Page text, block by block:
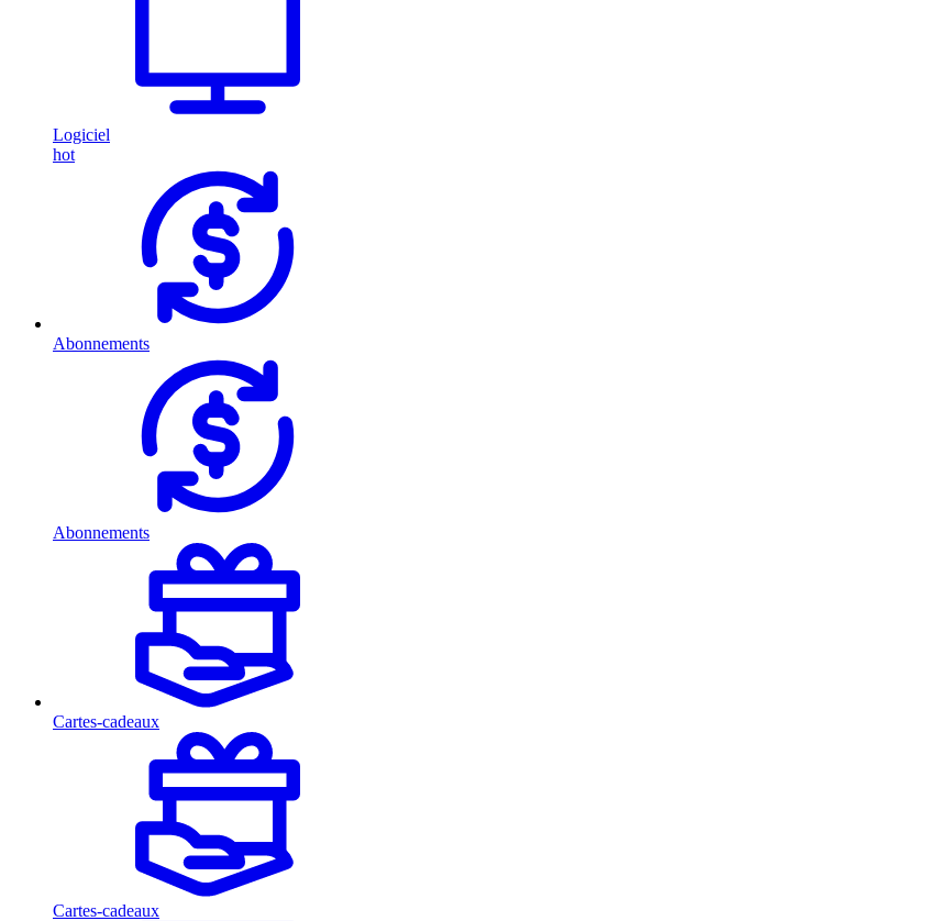
Logiciel
hot
Abonnements
Abonnements
Cartes-cadeaux
Cartes-cadeaux